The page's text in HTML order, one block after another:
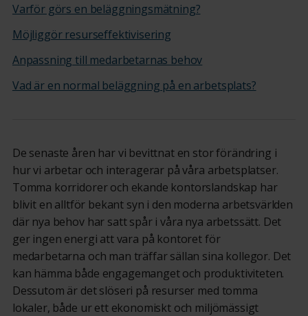
Varför görs en beläggningsmätning?
Möjliggör resurseffektivisering
Anpassning till medarbetarnas behov
Vad är en normal beläggning på en arbetsplats?
De senaste åren har vi bevittnat en stor förändring i
hur vi arbetar och interagerar på våra arbetsplatser.
Tomma korridorer och ekande kontorslandskap har
blivit en alltför bekant syn i den moderna arbetsvärlden
där nya behov har satt spår i våra nya arbetssätt. Det
ger ingen energi att vara på kontoret för
medarbetarna och man träffar sällan sina kollegor. Det
kan hämma både engagemanget och produktiviteten.
Dessutom är det slöseri på resurser med tomma
lokaler, både ur ett ekonomiskt och miljömässigt